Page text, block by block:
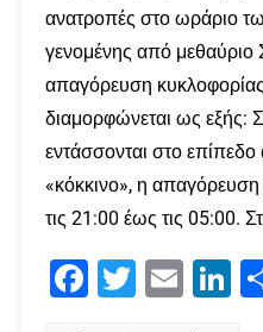
ανατροπές στο ωράριο
γενομένης από
απαγόρευση
διαμορφώνεται ως εξής:
εντάσσονται στο
«κόκκινο», η
τις 21:00 έως τις 05:00.
Facebook
Twitter Email